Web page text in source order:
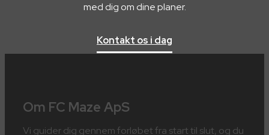
med dig om dine planer.
Kontakt os i dag
Om FC Maze ApS
Vi guider dig gennem forløbet fra start til slut, og du